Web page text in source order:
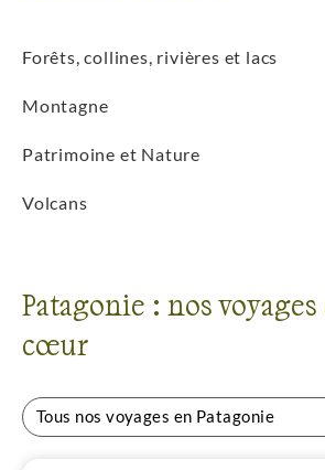
Forêts, collines, rivières et lacs
Montagne
Patrimoine et Nature
Volcans
Patagonie : nos
cœur
Tous nos voyages en Patagonie